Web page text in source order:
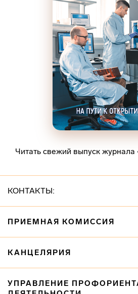
Читать свежий выпуск
КОНТАКТЫ:
ПРИЕМНАЯ КОМИССИЯ
КАНЦЕЛЯРИЯ
УПРАВЛЕНИЕ